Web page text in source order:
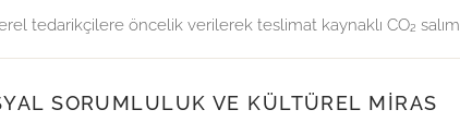
tedarikçilere öncelik verilerek teslimat kaynaklı CO₂
SORUMLULUK VE KÜLTÜREL MIRAS